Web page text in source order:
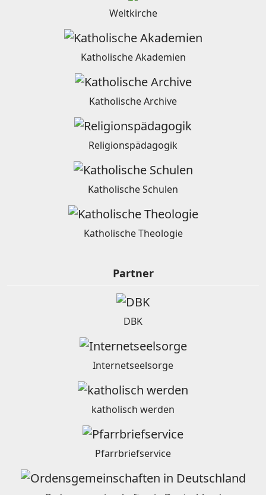
Weltkirche
Katholische Akademien
Katholische Archive
Religionspädagogik
Katholische Schulen
Katholische Theologie
Partner
DBK
Internetseelsorge
katholisch werden
Pfarrbriefservice